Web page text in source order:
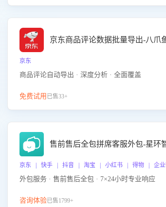
京东商品评论数据批量导出-八爪
京东
商品评论自动导出 · 深度分析 · 全面覆盖
免费试用 已售33+
售前售后全包拼席客服外包-星环
京东 | 快手 | 抖音 | 淘宝 | 小红书 | 得物 | 企业
外包服务 · 售前售后全包 · 7×24小时专业响应
咨询体验已售1799+